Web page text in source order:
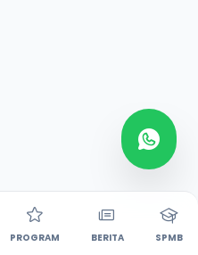
PROGRAM BERITA SPMB